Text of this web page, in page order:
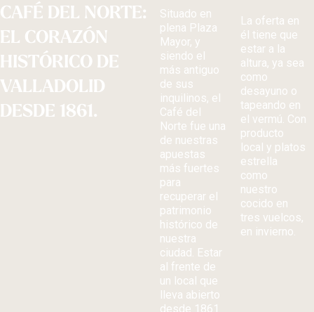
CAFÉ DEL NORTE:
EL CORAZÓN
HISTÓRICO DE
VALLADOLID
DESDE 1861.
Situado en
plena Plaza
Mayor, y
siendo el
más antiguo
de sus
inquilinos, el
Café del
Norte fue una
de nuestras
apuestas
más fuertes
para
recuperar el
patrimonio
histórico de
nuestra
ciudad. Estar
al frente de
un local que
lleva abierto
desde 1861
La oferta en
él tiene que
estar a la
altura, ya sea
como
desayuno o
tapeando en
el vermú. Con
producto
local y platos
estrella
como
nuestro
cocido en
tres vuelcos,
en invierno.